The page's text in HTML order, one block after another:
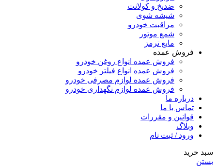
ضدیخ و کولانت
شیشه شوی
مراقبت خودرو
شمع موتور
مایع ترمز
فروش عمده
فروش عمده انواع روغن خودرو
فروش عمده انواع فیلتر خودرو
فروش عمده لوازم مصرفی خودرو
فروش عمده لوازم نگهداری خودرو
درباره ما
تماس با ما
قوانین و مقررات
وبلاگ
ورود / ثبت نام
سبد خرید
بستن